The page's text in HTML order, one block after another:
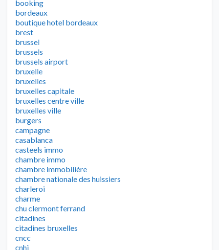
booking
bordeaux
boutique hotel bordeaux
brest
brussel
brussels
brussels airport
bruxelle
bruxelles
bruxelles capitale
bruxelles centre ville
bruxelles ville
burgers
campagne
casablanca
casteels immo
chambre immo
chambre immobilière
chambre nationale des huissiers
charleroi
charme
chu clermont ferrand
citadines
citadines bruxelles
cncc
cnhj